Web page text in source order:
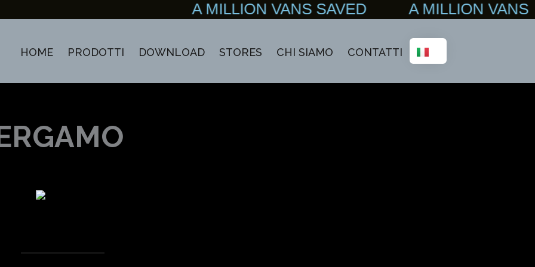
A MILLION VANS SAVED A MILLION
HOME PRODOTTI DOWNLOAD STORES CHI SIAMO CONTATTI